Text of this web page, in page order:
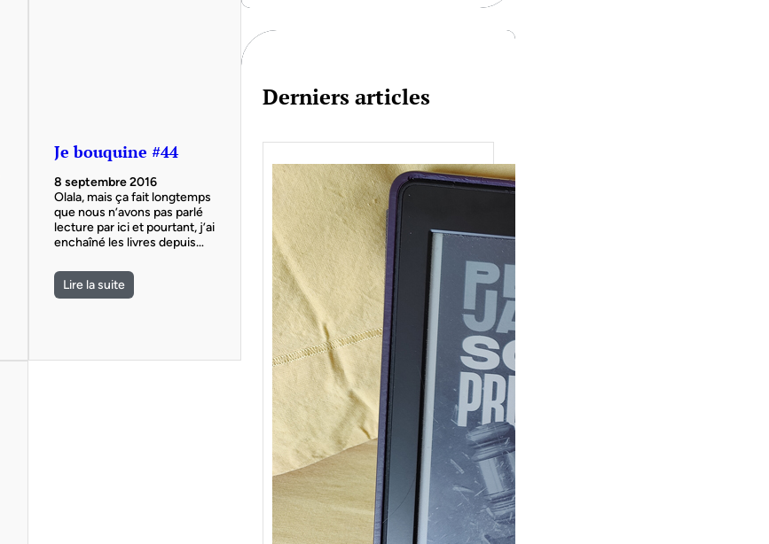
Je bouquine #44
8 septembre 2016
Olala, mais ça fait longtemps
que nous n’avons pas parlé
lecture par ici et pourtant, j’ai
enchaîné les livres depuis…
Lire la suite
h
Derniers articles
Je bouquine #149
Sans grande surprise, j’ai
replongé dans la série
« Roy Grace »…